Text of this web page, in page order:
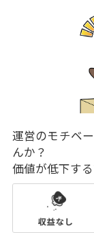
運営のモチベ
んか？
価値が低下す